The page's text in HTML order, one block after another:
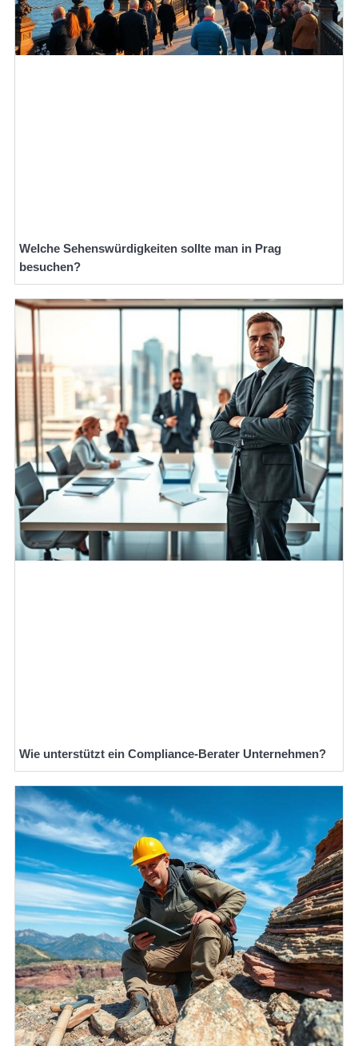
Welche Sehenswürdigkeiten sollte man in Prag
besuchen?
Wie unterstützt ein Compliance-Berater Unternehmen?